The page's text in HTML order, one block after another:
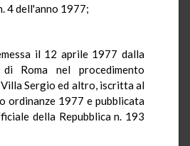
4 dell'anno 1977;
il 12 aprile 1977 dalla
Roma nel procedimento
Sergio ed altro, iscritta al
ordinanze 1977 e pubblicata
della Repubblica n. 193